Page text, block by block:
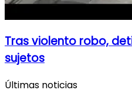
Tras violento robo,
sujetos
Últimas noticias